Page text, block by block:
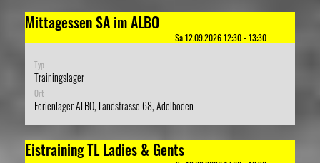
Mittagessen SA im ALBO
Sa 12.09.2026 12:30 - 13:30
Typ
Trainingslager
Ort
Ferienlager ALBO, Landstrasse 68, Adelboden
Eistraining TL Ladies & Gents